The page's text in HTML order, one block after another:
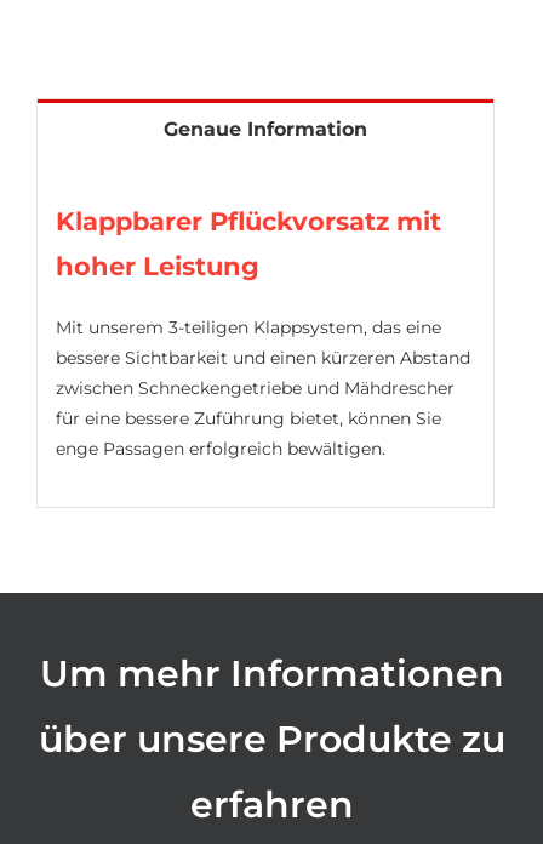
Genaue Information
Klappbarer Pflückvorsatz mit
hoher Leistung
Mit unserem 3-teiligen Klappsystem, das eine
bessere Sichtbarkeit und einen kürzeren Abstand
zwischen Schneckengetriebe und Mähdrescher
für eine bessere Zuführung bietet, können Sie
enge Passagen erfolgreich bewältigen.
Um mehr Informationen
über unsere Produkte zu
erfahren